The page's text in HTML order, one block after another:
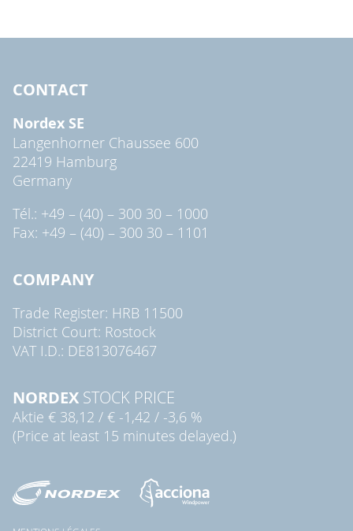
CONTACT
Nordex SE
Langenhorner Chaussee 600
22419 Hamburg
Germany
Tél.: +49 – (40) – 300 30 – 1000
Fax: +49 – (40) – 300 30 – 1101
COMPANY
Trade Register: HRB 11500
District Court: Rostock
VAT I.D.: DE813076467
NORDEX STOCK PRICE
Aktie € 38,12 / € -1,42 / -3,6 %
(Price at least 15 minutes delayed.)